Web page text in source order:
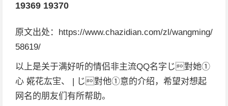
19369 19370
原文出处：https://www.chazidian.com/zl/wangming/
58619/
以上是关于满好听的情侣非主流QQ名字じ對她①
心 婲花厷宔、 | じ對他①意的介绍，希望对想起
网名的朋友们有所帮助。